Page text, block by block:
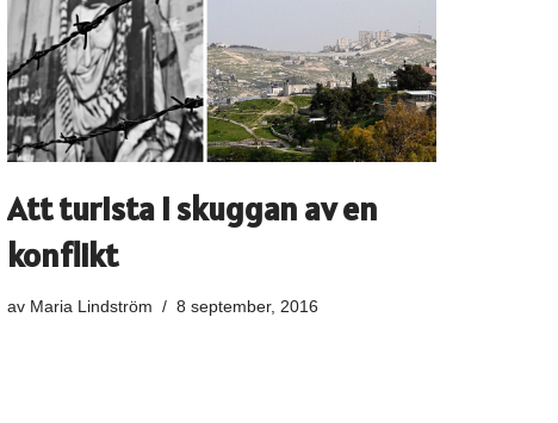
Att turista i skuggan av en
konflikt
av Maria Lindström 8 september, 2016